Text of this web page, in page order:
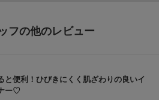
フの他のレビュー
と便利！ひびきにくく肌ざわりの良いイ
ー♡